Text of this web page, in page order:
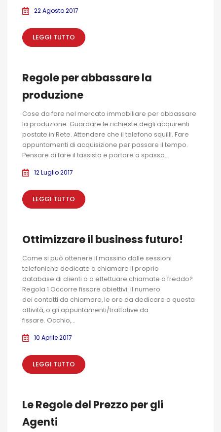
22 Agosto 2017
LEGGI TUTTO
Regole per abbassare la
produzione
Cose da fare nel mercato immobiliare per abbassare
la produzione. Guardare le richieste degli acquirenti
postate in Rete. Attendere che il telefono squilli. Fare
appuntamenti di acquisizione per passare il tempo.
Pensare di fare il tassista e portare a spasso...
12 Luglio 2017
LEGGI TUTTO
Ottimizzare il business futuro!
Come si può ottenere il massino dalle sessioni
telefoniche dedicate a chiamare il proprio
database di clienti o a effettuare chiamate a freddo?
Regola 1 Occorre fissare obiettivi: il numero
dei contatti da chiamare, le ore da dedicare a questa
attività, o gli appuntamenti/trattative da
fissare. Occhio,...
10 Aprile 2017
LEGGI TUTTO
Le Regole del Prezzo per gli
Agenti